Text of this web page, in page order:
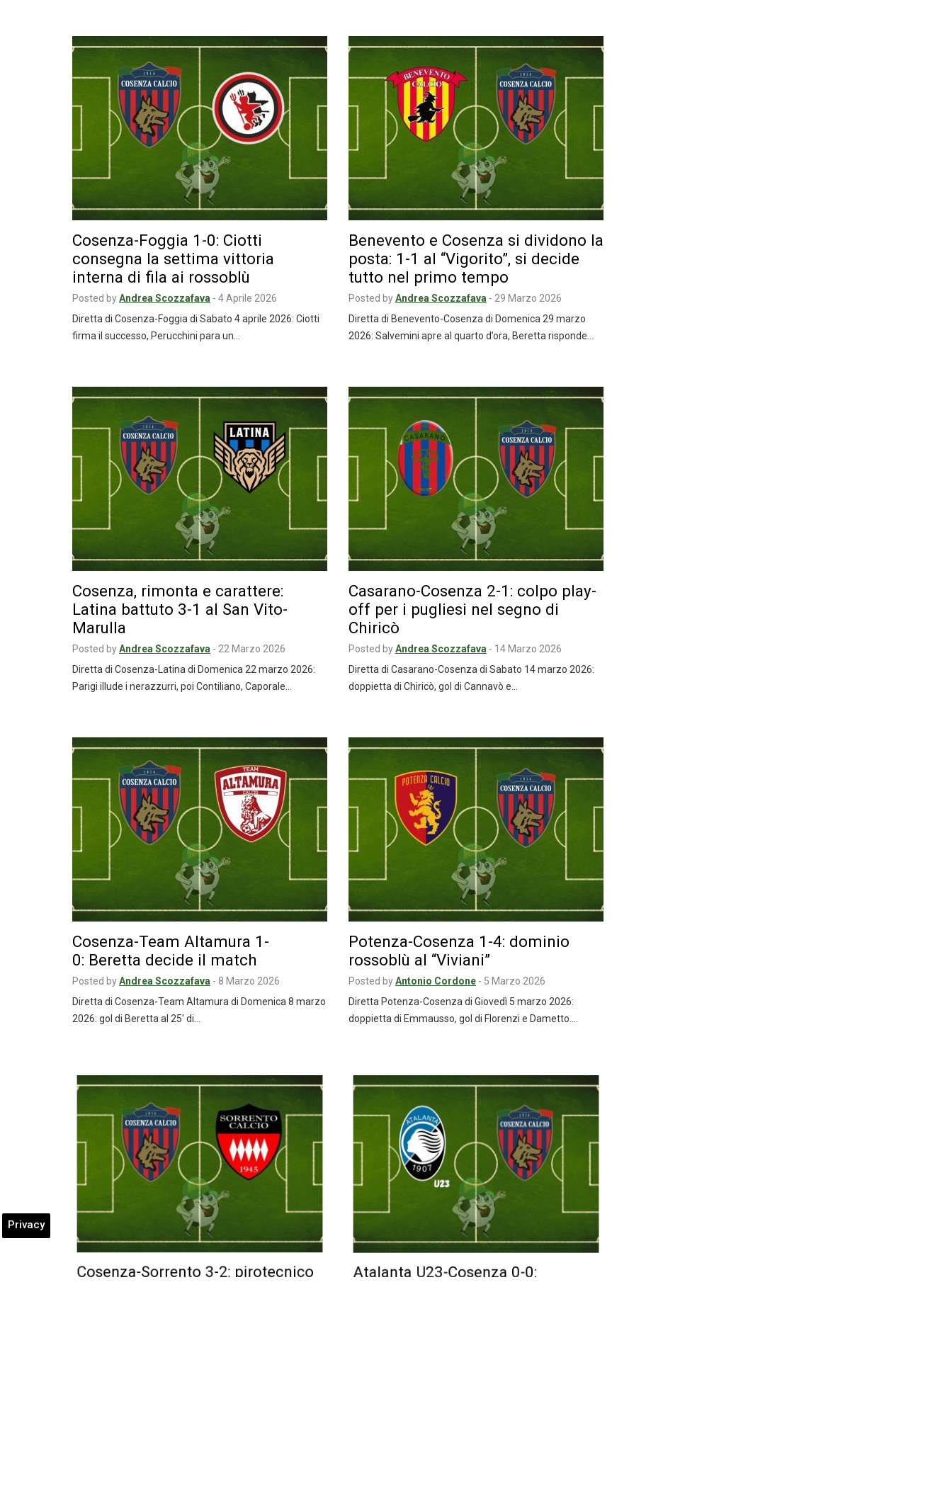
Cosenza-Foggia 1-0: Ciotti
consegna la settima vittoria
interna di fila ai rossoblù
Posted byAndrea Scozzafava - 4 Aprile 2026
Diretta di Cosenza-Foggia di Sabato 4 aprile 2026: Ciotti
firma il successo, Perucchini para un…
Benevento e Cosenza si dividono la
posta: 1-1 al “Vigorito”, si decide
tutto nel primo tempo
Posted byAndrea Scozzafava - 29 Marzo 2026
Diretta di Benevento-Cosenza di Domenica 29 marzo
2026: Salvemini apre al quarto d’ora, Beretta risponde…
Cosenza, rimonta e carattere:
Latina battuto 3-1 al San Vito-
Marulla
Posted byAndrea Scozzafava - 22 Marzo 2026
Diretta di Cosenza-Latina di Domenica 22 marzo 2026:
Parigi illude i nerazzurri, poi Contiliano, Caporale…
Casarano-Cosenza 2-1: colpo play-
off per i pugliesi nel segno di
Chiricò
Posted byAndrea Scozzafava - 14 Marzo 2026
Diretta di Casarano-Cosenza di Sabato 14 marzo 2026:
doppietta di Chiricò, gol di Cannavò e…
Cosenza-Team Altamura 1-
0: Beretta decide il match
Posted byAndrea Scozzafava - 8 Marzo 2026
Diretta di Cosenza-Team Altamura di Domenica 8 marzo
2026: gol di Beretta al 25′ di…
Potenza-Cosenza 1-4: dominio
rossoblù al “Viviani”
Posted byAntonio Cordone - 5 Marzo 2026
Diretta Potenza-Cosenza di Giovedì 5 marzo 2026:
doppietta di Emmausso, gol di Florenzi e Dametto.…
Cosenza-Sorrento 3-2: pirotecnico
Atalanta U23-Cosenza 0-0:
Privacy